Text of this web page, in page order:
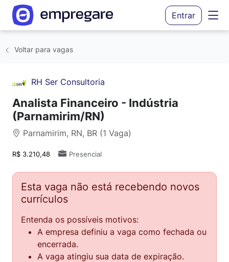
Entrar
Voltar para vagas
RH Ser Consultoria
Analista Financeiro - Indústria
(Parnamirim/RN)
Parnamirim, RN, BR (1 Vaga)
R$ 3.210,48 Presencial
Esta vaga não está recebendo novos
currículos
Entenda os possíveis motivos:
A empresa definiu a vaga como fechada ou
encerrada.
A vaga atingiu sua data de expiração.